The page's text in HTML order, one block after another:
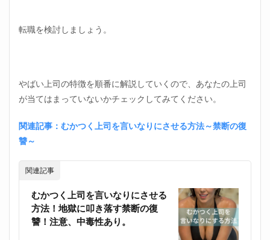
転職を検討しましょう。
やばい上司の特徴を順番に解説していくので、あなたの上司
が当てはまっていないかチェックしてみてください。
関連記事：むかつく上司を言いなりにさせる方法～禁断の復
讐～
関連記事
むかつく上司を言いなりにさせる
方法！地獄に叩き落す禁断の復
讐！注意、中毒性あり。